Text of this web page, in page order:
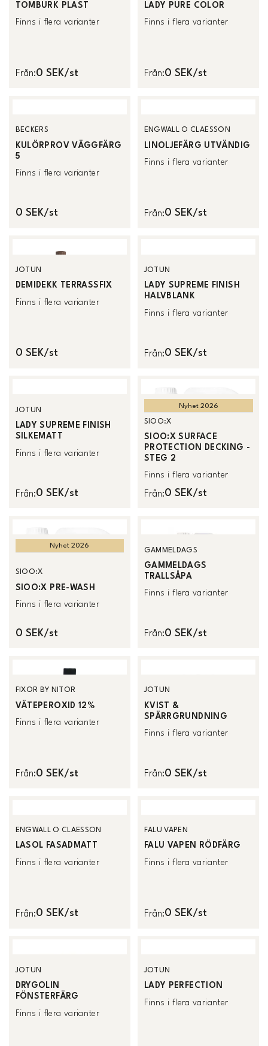
TOMBURK PLAST
Finns i flera varianter
Från:0 SEK/st
LADY PURE COLOR
Finns i flera varianter
Från:0 SEK/st
BECKERS
KULÖRPROV VÄGGFÄRG
5
Finns i flera varianter
0 SEK/st
ENGWALL O CLAESSON
LINOLJEFÄRG UTVÄNDIG
Finns i flera varianter
Från:0 SEK/st
JOTUN
DEMIDEKK TERRASSFIX
Finns i flera varianter
0 SEK/st
JOTUN
LADY SUPREME FINISH
HALVBLANK
Finns i flera varianter
Från:0 SEK/st
JOTUN
LADY SUPREME FINISH
SILKEMATT
Finns i flera varianter
Från:0 SEK/st
Nyhet 2026
SIOO:X
SIOO:X SURFACE
PROTECTION DECKING -
STEG 2
Finns i flera varianter
Från:0 SEK/st
Nyhet 2026
SIOO:X
SIOO:X PRE-WASH
Finns i flera varianter
0 SEK/st
GAMMELDAGS
GAMMELDAGS
TRALLSÅPA
Finns i flera varianter
Från:0 SEK/st
FIXOR BY NITOR
VÄTEPEROXID 12%
Finns i flera varianter
Från:0 SEK/st
JOTUN
KVIST &
SPÄRRGRUNDNING
Finns i flera varianter
Från:0 SEK/st
ENGWALL O CLAESSON
LASOL FASADMATT
Finns i flera varianter
Från:0 SEK/st
FALU VAPEN
FALU VAPEN RÖDFÄRG
Finns i flera varianter
Från:0 SEK/st
JOTUN
DRYGOLIN
FÖNSTERFÄRG
Finns i flera varianter
JOTUN
LADY PERFECTION
Finns i flera varianter